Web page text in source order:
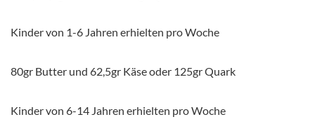
Kinder von 1-6 Jahren erhielten pro Woche
80gr Butter und 62,5gr Käse oder 125gr Quark
Kinder von 6-14 Jahren erhielten pro Woche